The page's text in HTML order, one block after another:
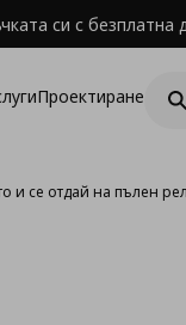
си с
Проектиране
и се отдай на пълен